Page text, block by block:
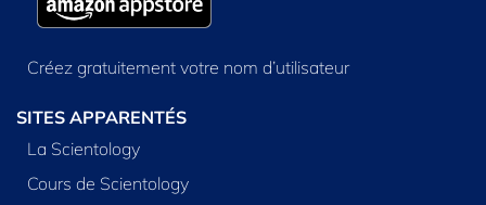
Créez gratuitement votre nom d’utilisateur
SITES APPARENTÉS
La Scientology
Cours de Scientology